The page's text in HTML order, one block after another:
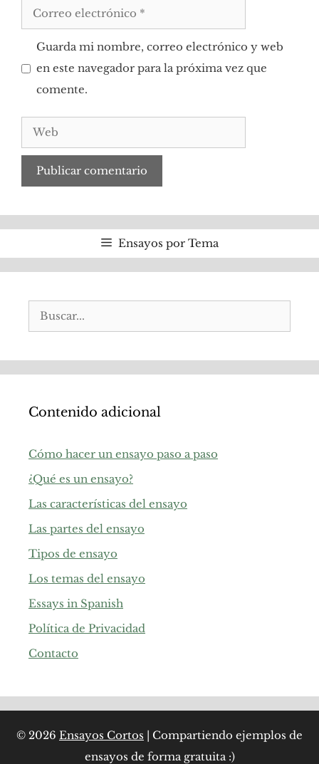
Correo
electrónico
Guarda mi nombre, correo electrónico y web
en este navegador para la próxima vez que
comente.
Web
Ensayos por Tema
Buscar:
Contenido adicional
Cómo hacer un ensayo paso a paso
¿Qué es un ensayo?
Las características del ensayo
Las partes del ensayo
Tipos de ensayo
Los temas del ensayo
Essays in Spanish
Política de Privacidad
Contacto
© 2026 Ensayos Cortos | Compartiendo ejemplos de
ensayos de forma gratuita :)